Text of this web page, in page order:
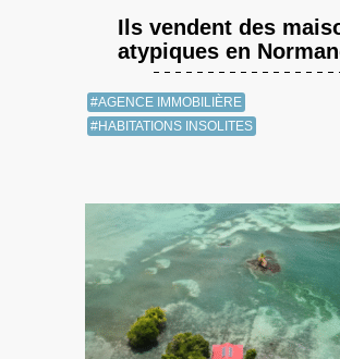
Ils vendent des
atypiques en
#AGENCE IMMOBILIÈRE
#HABITATIONS INSOLITES